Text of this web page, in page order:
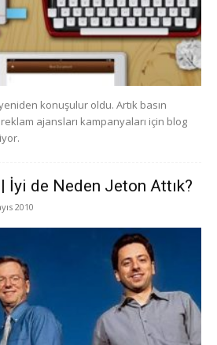
konuşulur oldu. Artık basın
ajansları kampanyaları için blog
İyi de Neden Jeton Attık?
2010